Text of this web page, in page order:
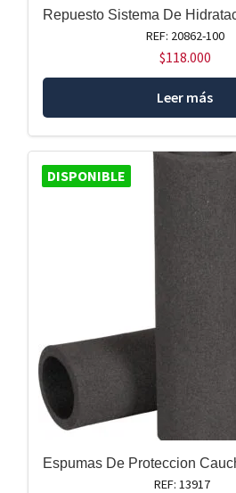
Repuesto Sistema De
REF: 20862-100
$118.000
Leer más
DISPONIBLE
Espumas De Proteccion
REF: 13917